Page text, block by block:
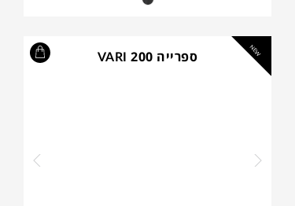
NEW ספרייה VARI 200